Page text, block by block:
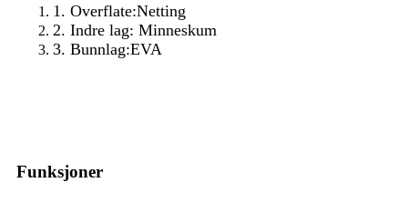
1. Overflate:Netting
2. Indre lag: Minneskum
3. Bunnlag:EVA
Funksjoner